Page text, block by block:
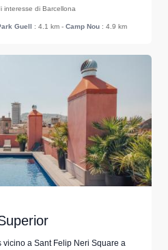
interesse di Barcellona
Guell : 4.1 km - Camp Nou : 4.9 km
a Sant Felip Neri Square a